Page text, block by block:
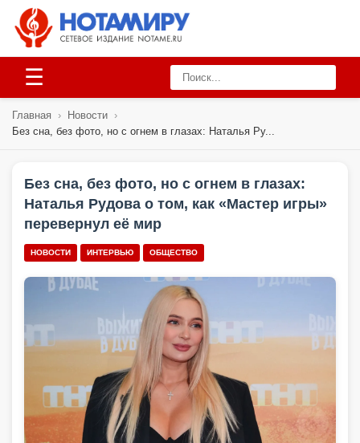
☰
Главная › Новости ›
Без сна, без фото, но с огнем в глазах: Наталья Ру...
Без сна, без фото, но с огнем в глазах:
Наталья Рудова о том, как «Мастер игры»
перевернул её мир
НОВОСТИ ИНТЕРВЬЮ ОБЩЕСТВО